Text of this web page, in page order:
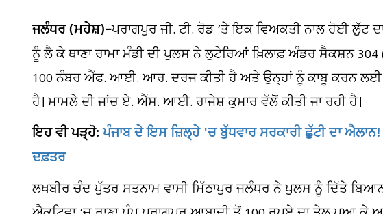
ਜਲੰਧਰ (ਮਹੇਸ਼)–ਪਰਾਗਪੁਰ ਜੀ. ਟੀ. ਰੋਡ ’ਤੇ ਇਕ ਵਿਅਕਤੀ ਨਾਲ ਹੋਈ ਲੁੱਟ
ਨੂੰ ਲੈ ਕੇ ਥਾਣਾ ਰਾਮਾ ਮੰਡੀ ਦੀ ਪੁਲਸ ਨੇ ਲੁਟੇਰਿਆਂ ਖ਼ਿਲਾਫ਼ ਅੰਡਰ ਸੈਕਸ਼ਨ
100 ਨੰਬਰ ਐੱਫ. ਆਈ. ਆਰ. ਦਰਜ ਕੀਤੀ ਹੈ ਅਤੇ ਉਨ੍ਹਾਂ ਨੂੰ ਕਾਬੂ ਕਰਨ ਲਈ
ਹੈ। ਮਾਮਲੇ ਦੀ ਜਾਂਚ ਏ. ਐੱਸ. ਆਈ. ਰਾਜੇਸ਼ ਕੁਮਾਰ ਵੱਲੋਂ ਕੀਤੀ ਜਾ ਰਹੀ ਹੈ।
ਇਹ ਵੀ ਪੜ੍ਹੋ:ਪੰਜਾਬ ਦੇ ਇਸ ਜ਼ਿਲ੍ਹੇ 'ਚ ਬੁੱਧਵਾਰ ਸਰਕਾਰੀ ਛੁੱਟੀ ਦਾ
ਦਫ਼ਤਰ
ਲਖਬੀਰ ਚੰਦ ਪੁੱਤਰ ਸਤਨਾਮ ਵਾਸੀ ਮਿੱਠਾਪੁਰ ਜਲੰਧਰ ਨੇ ਪੁਲਸ ਨੂੰ ਦਿੱਤੇ